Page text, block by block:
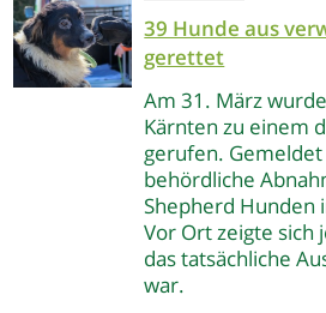
39 Hunde aus
gerettet
Am 31. März
Kärnten zu einem
gerufen.
behördliche
Shepherd Hunden
Vor Ort zeigte sich
das tatsächliche
war.